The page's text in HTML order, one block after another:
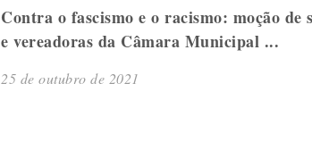
Contra o fascismo e o racismo: moção de
e vereadoras da Câmara Municipal ...
25 de outubro de 2021